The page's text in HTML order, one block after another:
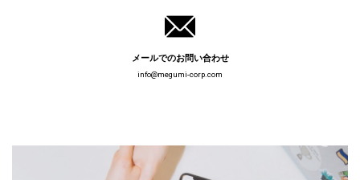
メールでのお問い合わせ
info@megumi-corp.com